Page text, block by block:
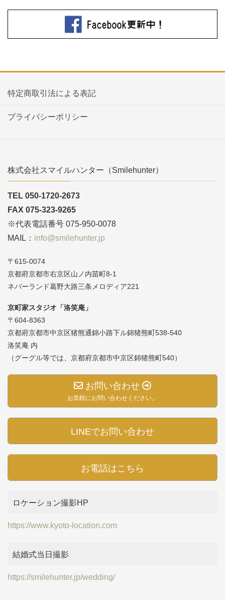
特定商取引法による表記
プライバシーポリシー
株式会社スマイルハンター（Smilehunter）
TEL 050-1720-2673
FAX 075-323-9265
※代表電話番号 075-950-0078
MAIL： info@smilehunter.jp
〒615-0074
京都府京都市右京区山ノ内苗町8-1
ネバーランド葛野大路三条メロディア221
京町家スタジオ「洛笑庵」
〒604-8363
京都府京都市中京区猪熊通錦小路下ル錦猪熊町538-540
洛笑庵 内
（グーグル等では、京都府京都市中京区錦猪熊町540）
お問い合わせ
お気軽にお問い合わせください。
LINEでお問い合わせ
お電話はこちら
ロケーション撮影HP
https://www.kyoto-location.com
結婚式当日撮影
https://smilehunter.jp/wedding/